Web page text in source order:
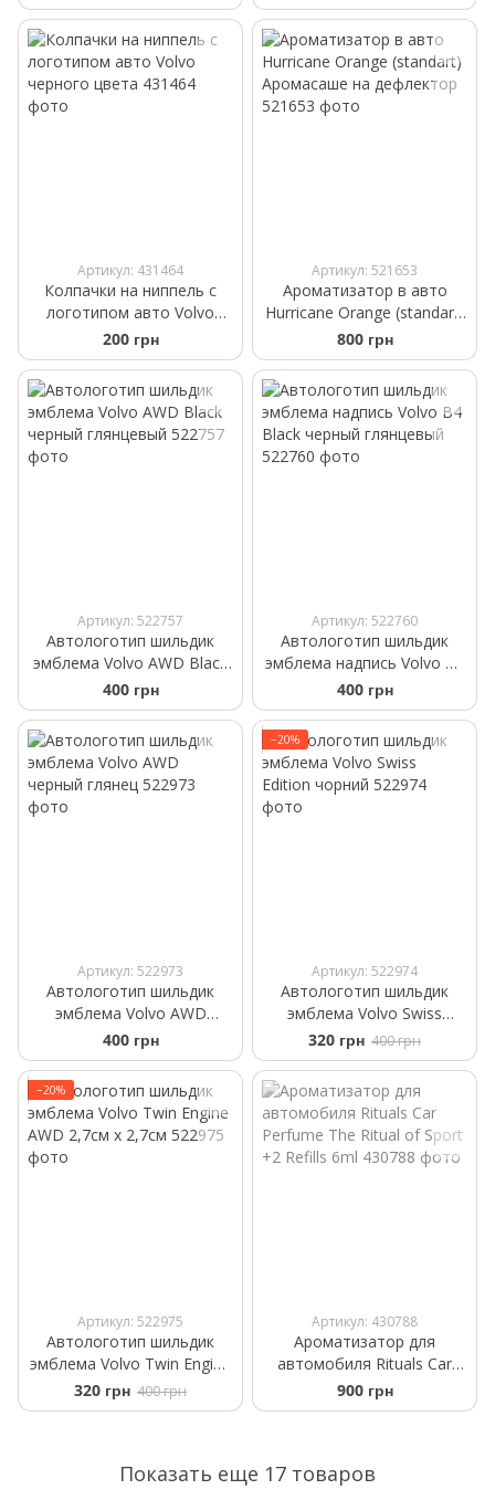
Артикул: 431464
Колпачки на ниппель с
логотипом авто Volvo
черного цвета
200 грн
Артикул: 521653
Ароматизатор в авто
Hurricane Orange (standart)
Аромасаше на дефлектор
800 грн
Артикул: 522757
Автологотип шильдик
эмблема Volvo AWD Black
черный глянцевый
400 грн
Артикул: 522760
Автологотип шильдик
эмблема надпись Volvo B4
Black черный глянцевый
400 грн
Артикул: 522973
Автологотип шильдик
эмблема Volvo AWD
черный глянец
400 грн
−20%
Артикул: 522974
Автологотип шильдик
эмблема Volvo Swiss
Edition чорний
320 грн 400 грн
−20%
Артикул: 522975
Автологотип шильдик
эмблема Volvo Twin Engine
AWD 2,7см x 2,7см
320 грн 400 грн
Артикул: 430788
Ароматизатор для
автомобиля Rituals Car
Perfume The Ritual of Sport
+2 Refills 6ml
900 грн
Показать еще 17 товаров